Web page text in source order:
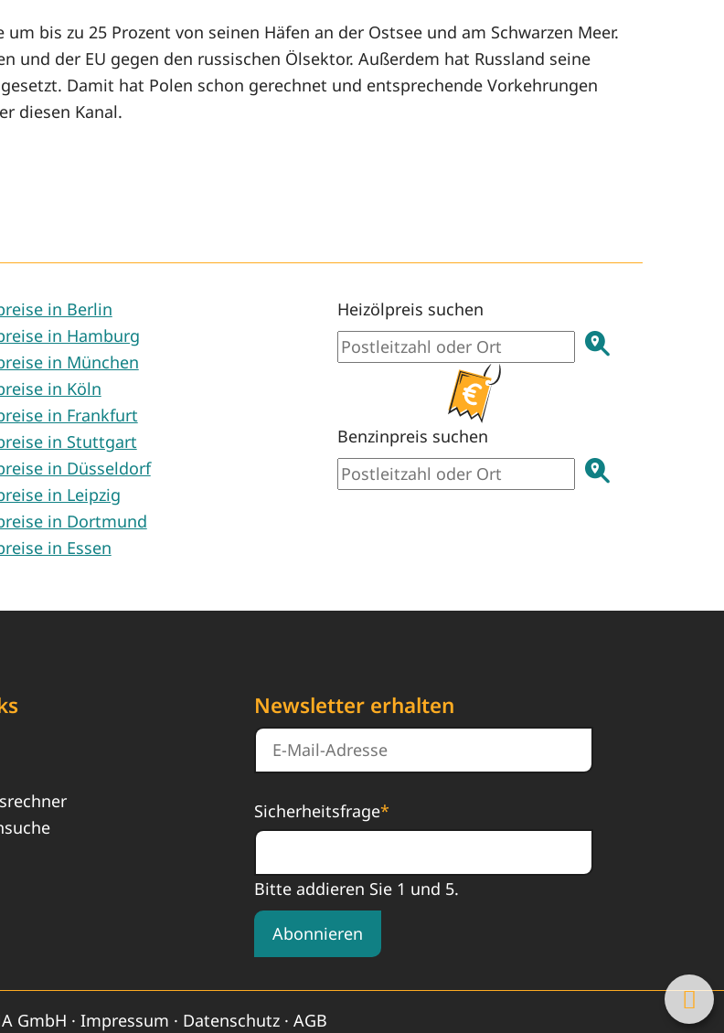
bis zu 25 Prozent von seinen Häfen an der Ostsee und am Schwarzen Meer.
und der EU gegen den russischen Ölsektor. Außerdem hat Russland seine
Damit hat Polen schon gerechnet und entsprechende Vorkehrungen
diesen Kanal.
in Berlin
in Hamburg
in München
in Köln
in Frankfurt
in Stuttgart
in Düsseldorf
in Leipzig
in Dortmund
in Essen
Heizölpreis suchen
Benzinpreis suchen
Newsletter erhalten
Sicherheitsfrage*
Bitte addieren Sie 1 und 5.
Abonnieren
GmbH · Impressum · Datenschutz· AGB